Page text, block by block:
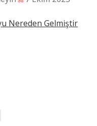
Nereden Gelmiştir